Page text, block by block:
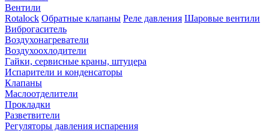
Вентили
Rotalock Обратные клапаны Реле давления Шаровые вентили
Виброгаситель
Воздухонагреватели
Воздухоохлодители
Гайки, сервисные краны, штуцера
Испарители и конденсаторы
Клапаны
Маслоотделители
Прокладки
Разветвители
Регуляторы давления испарения